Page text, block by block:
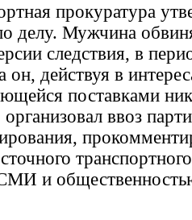
прокуратура
делу. Мужчина
следствия, в
он, действуя в
поставками
ввоз
и